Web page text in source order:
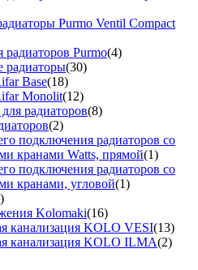
Purmo Ventil Compact
радиаторов Purmo(4)
радиаторы(30)
Base(18)
Monolit(12)
радиаторов(8)
(2)
подключения радиаторов со
кранами Watts, прямой(1)
подключения радиаторов со
кранами, угловой(1)
Kolomaki(16)
канализация KOLO VESI(13)
канализация KOLO ILMA(2)